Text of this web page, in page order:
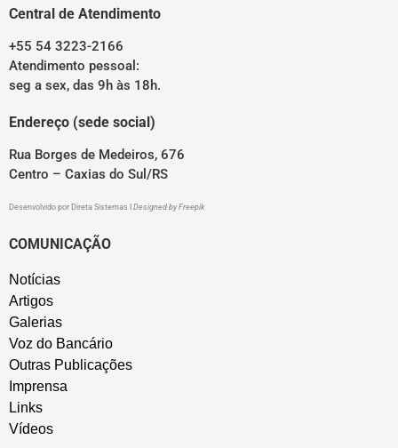
Central de Atendimento
+55 54 3223-2166
Atendimento pessoal:
seg a sex, das 9h às 18h.
Endereço (sede social)
Rua Borges de Medeiros, 676
Centro – Caxias do Sul/RS
Desenvolvido por Direta Sistemas Designed by Freepik
COMUNICAÇÃO
Notícias
Artigos
Galerias
Voz do Bancário
Outras Publicações
Imprensa
Links
Vídeos